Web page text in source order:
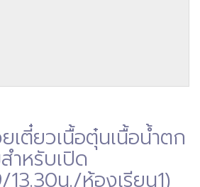
เตี๋ยวเนื้อตุ๋นเนื้อน้ำตก
หรับเปิด
13.30น./ห้องเรียน1)